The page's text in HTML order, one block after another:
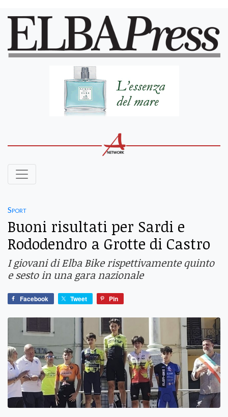
Sport
Buoni risultati per Sardi e
Rododendro a Grotte di Castro
I giovani di Elba Bike rispettivamente quinto
e sesto in una gara nazionale
Facebook Tweet Pin